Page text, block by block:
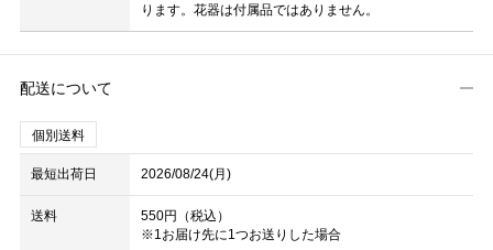
ります。花器は付属品ではありません。
配送について
個別送料
最短出荷日 2026/08/24(月)
送料
550円（税込）
※1お届け先に1つお送りした場合